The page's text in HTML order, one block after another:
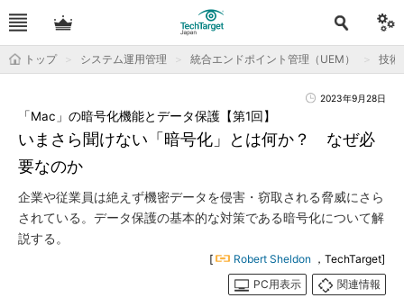
トップ システム運用管理 統合エンドポイント管理（UEM） 技術
2023年9月28日
いまさら聞けない「暗号化」とは何か？ なぜ必
要なのか
「Mac」の暗号化機能とデータ保護【第1回】
企業や従業員は絶えず機密データを侵害・窃取される脅威にさら
されている。データ保護の基本的な対策である暗号化について解
説する。
[ Robert Sheldon ，TechTarget]
PC用表示
関連情報